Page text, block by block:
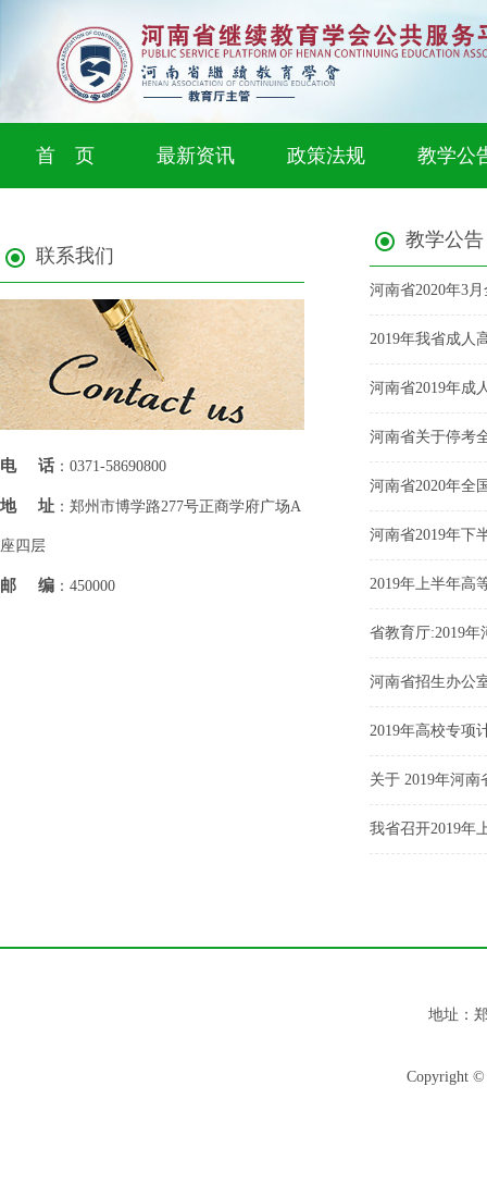
首 页 最新资讯 政策法规 教学公
联系我们
电话 ：0371-58690800
地址 ：郑州市博学路277号正商学府广场A
座四层
邮编 ：450000
教学公告
河南省2020年3
2019年我省成人
河南省2019年成
河南省关于停考
河南省2020年全
河南省2019年下
2019年上半年高
省教育厅:2019
河南省招生办公
2019年高校专项
关于 2019年河
我省召开2019年
地址：
Copyright ©